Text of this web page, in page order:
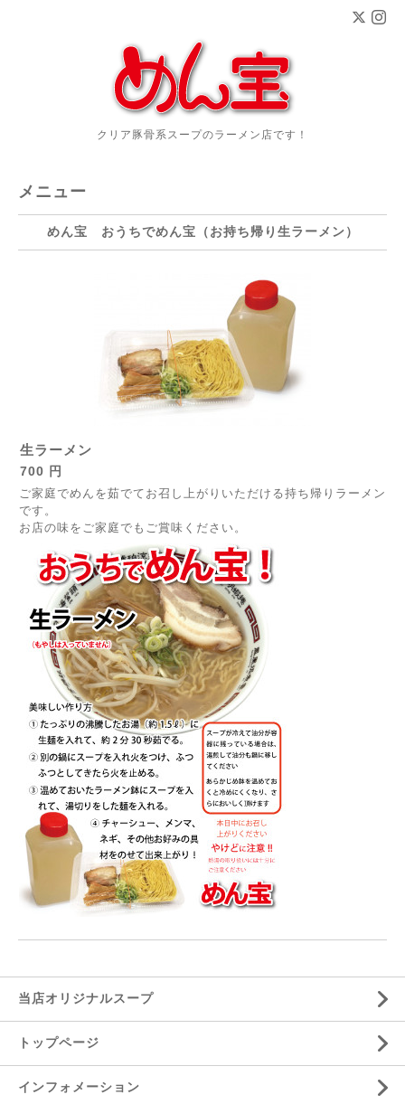
クリア豚骨系スープのラーメン店です！
メニュー
めん宝 おうちでめん宝（お持ち帰り生ラーメン）
生ラーメン
700 円
ご家庭でめんを茹でてお召し上がりいただける持ち帰りラーメン
です。
お店の味をご家庭でもご賞味ください。
当店オリジナルスープ
トップページ
インフォメーション